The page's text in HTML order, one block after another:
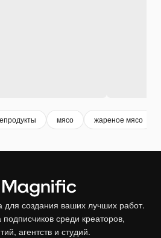
мясо жареное мясо
создания ваших лучших работ.
среди креаторов,
агентств и студий.